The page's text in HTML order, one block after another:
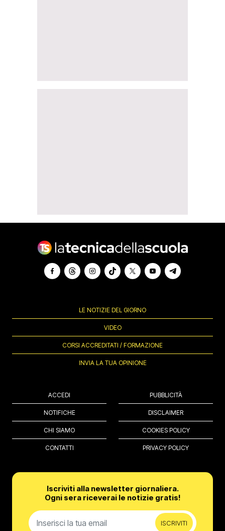
LE NOTIZIE DEL GIORNO
VIDEO
CORSI ACCREDITATI / FORMAZIONE
INVIA LA TUA OPINIONE
ACCEDI
NOTIFICHE
CHI SIAMO
CONTATTI
PUBBLICITÀ
DISCLAIMER
COOKIES POLICY
PRIVACY POLICY
Iscriviti alla newsletter giornaliera.
Ogni sera riceverai le notizie gratis!
ISCRIVITI